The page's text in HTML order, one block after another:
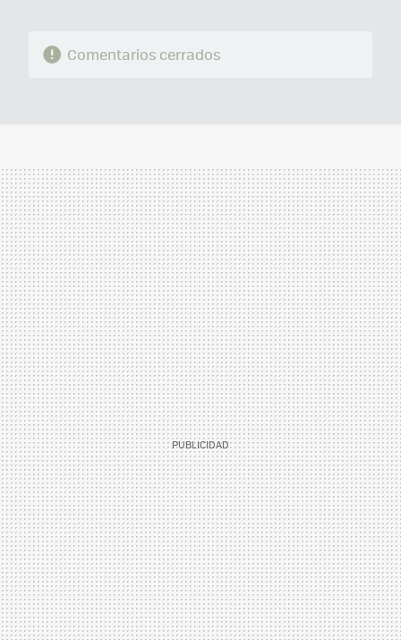
Comentarios cerrados